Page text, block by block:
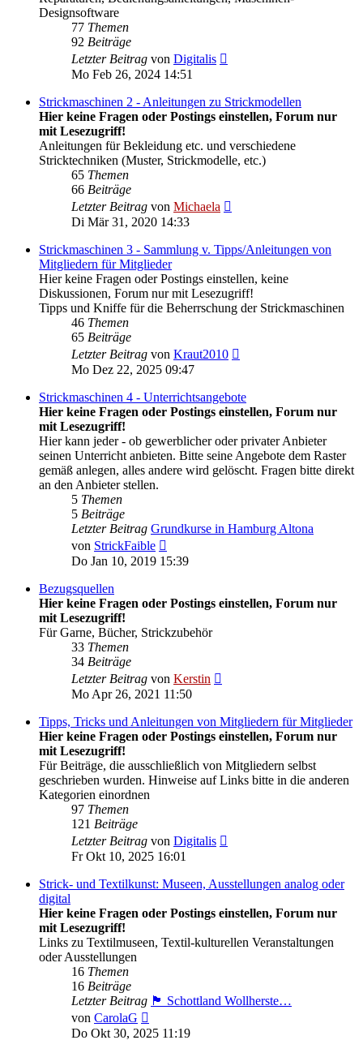
Designsoftware
77 Themen
92 Beiträge
Letzter Beitrag von Digitalis
Mo Feb 26, 2024 14:51
Strickmaschinen 2 - Anleitungen zu Strickmodellen
Hier keine Fragen oder Postings einstellen, Forum nur
mit Lesezugriff!
Anleitungen für Bekleidung etc. und verschiedene
Stricktechniken (Muster, Strickmodelle, etc.)
65 Themen
66 Beiträge
Letzter Beitrag von Michaela
Di Mär 31, 2020 14:33
Strickmaschinen 3 - Sammlung v. Tipps/Anleitungen von
Mitgliedern für Mitglieder
Hier keine Fragen oder Postings einstellen, keine
Diskussionen, Forum nur mit Lesezugriff!
Tipps und Kniffe für die Beherrschung der Strickmaschinen
46 Themen
65 Beiträge
Letzter Beitrag von Kraut2010
Mo Dez 22, 2025 09:47
Strickmaschinen 4 - Unterrichtsangebote
Hier keine Fragen oder Postings einstellen, Forum nur
mit Lesezugriff!
Hier kann jeder - ob gewerblicher oder privater Anbieter
seinen Unterricht anbieten. Bitte seine Angebote dem Raster
gemäß anlegen, alles andere wird gelöscht. Fragen bitte direkt
an den Anbieter stellen.
5 Themen
5 Beiträge
Letzter Beitrag Grundkurse in Hamburg Altona
von StrickFaible
Beitrag
Do Jan 10, 2019 15:39
Bezugsquellen
Hier keine Fragen oder Postings einstellen, Forum nur
mit Lesezugriff!
Für Garne, Bücher, Strickzubehör
33 Themen
34 Beiträge
Letzter Beitrag von Kerstin
Mo Apr 26, 2021 11:50
Tipps, Tricks und Anleitungen von Mitgliedern für Mitglieder
Hier keine Fragen oder Postings einstellen, Forum nur
mit Lesezugriff!
Für Beiträge, die ausschließlich von Mitgliedern selbst
geschrieben wurden. Hinweise auf Links bitte in die anderen
Kategorien einordnen
97 Themen
121 Beiträge
Letzter Beitrag von Digitalis
Fr Okt 10, 2025 16:01
Strick- und Textilkunst: Museen, Ausstellungen analog oder
digital
Hier keine Fragen oder Postings einstellen, Forum nur
mit Lesezugriff!
Links zu Textilmuseen, Textil-kulturellen Veranstaltungen
oder Ausstellungen
16 Themen
16 Beiträge
Letzter Beitrag 🏴󠁧󠁢󠁳󠁣󠁴󠁿 Schottland Wollherste…
von CarolaG
Beitrag
Do Okt 30, 2025 11:19